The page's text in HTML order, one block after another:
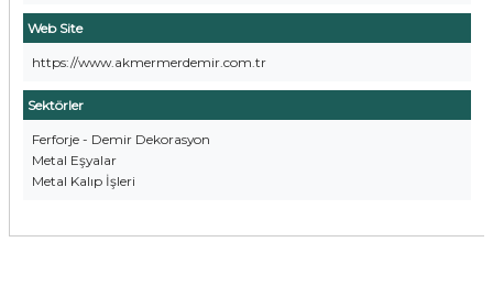
Web Site
https://www.akmermerdemir.com.tr
Sektörler
Ferforje - Demir Dekorasyon
Metal Eşyalar
Metal Kalıp İşleri